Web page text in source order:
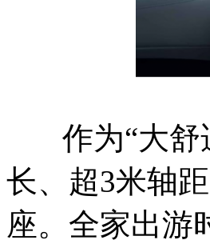
作为“大舒
长、超3米轴
座。全家出游